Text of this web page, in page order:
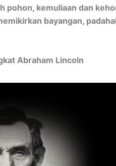
pohon, kemuliaan dan
bayangan,
Abraham Lincoln